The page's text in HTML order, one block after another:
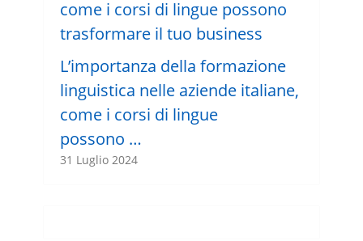
L’importanza della formazione
linguistica nelle aziende italiane,
come i corsi di lingue
possono …
31 Luglio 2024